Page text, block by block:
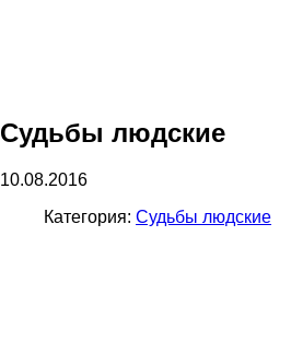
Судьбы людские
10.08.2016
Категория: Судьбы людские